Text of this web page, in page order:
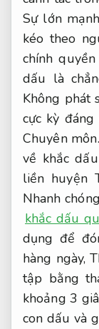
Sự lớn
kéo theo
chính
dấu là
Không phát
cực kỳ
Chuyên môn.
về khắc
liền huyện
Nhanh
khắc dấu
dụng để
hàng ngày,
tập bằng
khoảng 3
con dấu và